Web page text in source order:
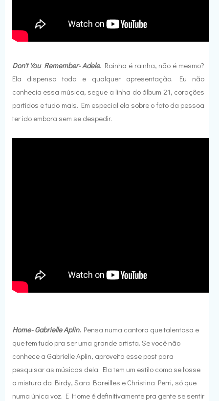
Don't You Remember- Adele. Rainha é rainha, não é mesmo?
Ela dispensa toda e qualquer apresentação. Eu não
conhecia essa música, segue a linha do álbum 21, corações
partidos e tudo mais. Em especial ela sobre o fato da pessoa
ter ido embora sem se despedir.
Home- Gabrielle Aplin. Pensa numa cantora que talentosa e
que tem tudo pra ser uma grande artista. Se você não
conhece a Gabrielle Aplin, aproveita esse post para
pesquisar as músicas dela. Ela tem um estilo como se fosse
a mistura da Birdy, Sara Bareilles e Christina Perri, só que
numa única voz. E Home é definitivamente pra gente se sentir